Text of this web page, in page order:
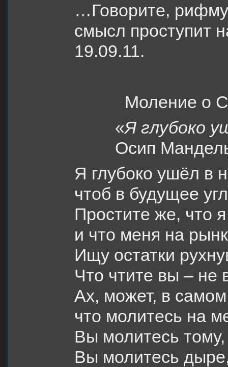
…Говорите,
смысл проступит
19.09.11.
Моление о
«Я глубоко
Осип
Я глубоко ушёл в
чтоб в будущее
Простите же, что
и что меня на
Ищу остатки
Что чтите вы – не
Ах, может, в
что молитесь на
Вы молитесь
Вы молитесь